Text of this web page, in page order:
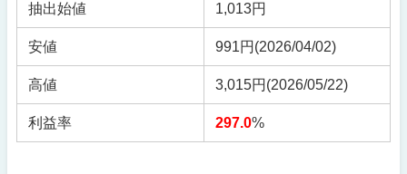
抽出始値 1,013円
安値 991円(2026/04/02)
高値 3,015円(2026/05/22)
利益率 297.0%